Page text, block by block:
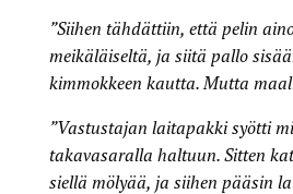
”Siihen tähdättiin, että pelin
meikäläiseltä, ja siitä pallo
kimmokkeen kautta. Mutta
”Vastustajan laitapakki syötti
takavasaralla haltuun. Sitten
siellä mölyää, ja siihen pääsin